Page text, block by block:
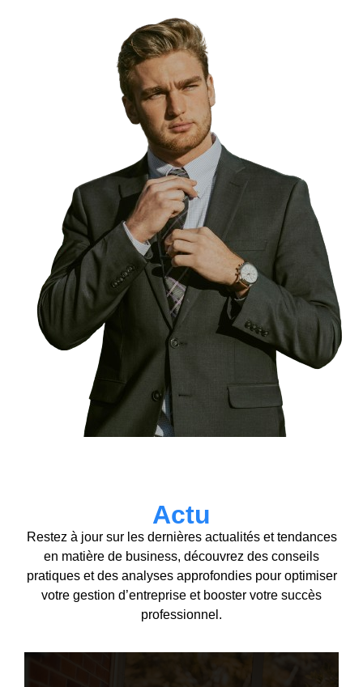
Actu
Restez à jour sur les dernières actualités et tendances
en matière de business, découvrez des conseils
pratiques et des analyses approfondies pour optimiser
votre gestion d’entreprise et booster votre succès
professionnel.